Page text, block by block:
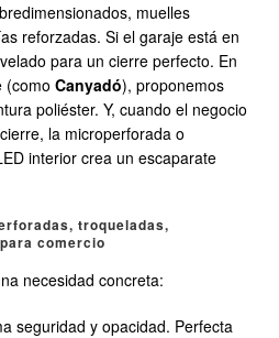
muelles
reforzadas. Si el garaje está en
para un cierre perfecto. En
(como Canyadó), proponemos
poliéster. Y, cuando el negocio
la microperforada o
interior crea un escaparate
troqueladas,
comercio
necesidad concreta:
seguridad y opacidad. Perfecta